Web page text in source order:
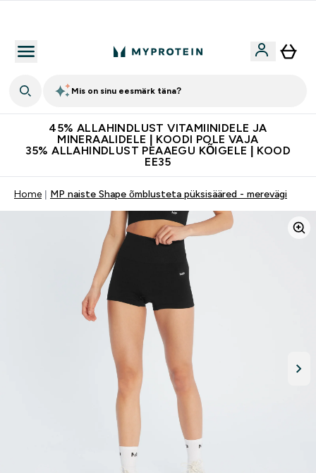
Mis on sinu eesmärk täna?
45% ALLAHINDLUST VITAMIINIDELE JA
MINERAALIDELE | KOODI POLE VAJA
35% ALLAHINDLUST PEAAEGU KÕIGELE | KOOD
EE35
Home MP naiste Shape õmblusteta püksisääred - merevägi